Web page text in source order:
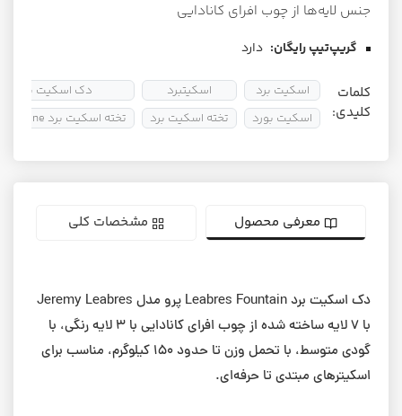
جنس لایه‌ها از چوب افرای کانادایی
گریپ‌تیپ رایگان: دارد
کلمات
کلیدی:
اسکیت برد
اسکیت بورد
اسکیتبرد
تخته اسکیت برد
دک اسکیت برد
تخته اسکیت برد Toy Machine
معرفی محصول مشخصات کلی
دک اسکیت برد Leabres Fountain پرو مدل Jeremy Leabres
با ۷ لایه‌ ساخته شده از چوب افرای کانادایی با ۳ لایه رنگی، با
گودی متوسط، با تحمل وزن تا حدود ۱۵۰ کیلوگرم، مناسب برای
اسکیترهای مبتدی تا حرفه‌ای.